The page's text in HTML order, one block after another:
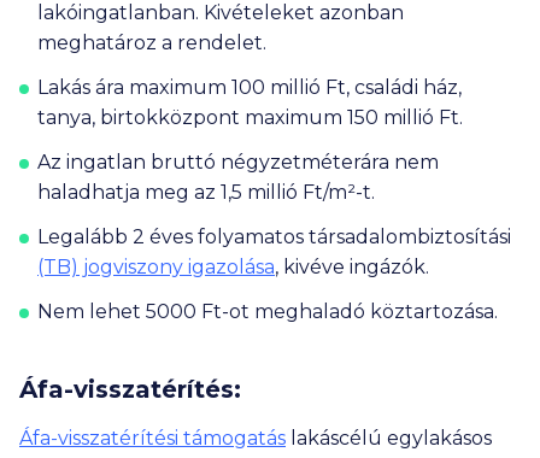
lakóingatlanban. Kivételeket azonban
meghatároz a rendelet.
Lakás ára maximum 100 millió Ft, családi ház,
tanya, birtokközpont maximum 150 millió Ft.
Az ingatlan bruttó négyzetméterára nem
haladhatja meg az 1,5 millió Ft/m²-t.
Legalább 2 éves folyamatos társadalombiztosítási
(TB) jogviszony igazolása, kivéve ingázók.
Nem lehet 5000 Ft-ot meghaladó köztartozása.
Áfa-visszatérítés:
Áfa-visszatérítési támogatás lakáscélú egylakásos